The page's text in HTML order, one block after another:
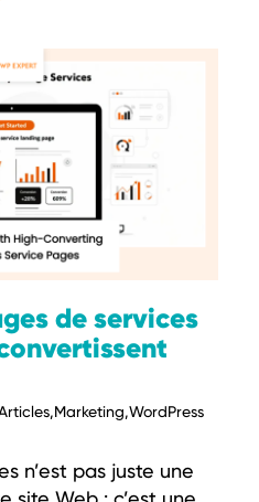
de services
,Marketing,WordPress
n’est pas juste une